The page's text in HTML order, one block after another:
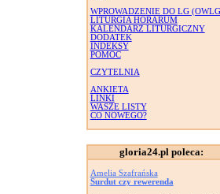
WPROWADZENIE DO LG
LITURGIA HORARUM
KALENDARZ LITURGICZNY
DODATEK
INDEKSY
POMOC
CZYTELNIA
ANKIETA
LINKI
WASZE LISTY
CO NOWEGO?
gloria24.pl poleca:
Amelia Szafrańska
Surdut czy rewerenda